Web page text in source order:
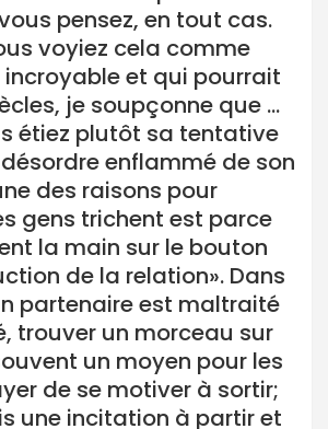
pensez, en tout cas.
voyiez cela comme
incroyable et qui pourrait
je soupçonne que …
étiez plutôt sa tentative
enflammé de son
des raisons pour
gens trichent est parce
la main sur le bouton
de la relation». Dans
partenaire est maltraité
trouver un morceau sur
un moyen pour les
de se motiver à sortir;
une incitation à partir et